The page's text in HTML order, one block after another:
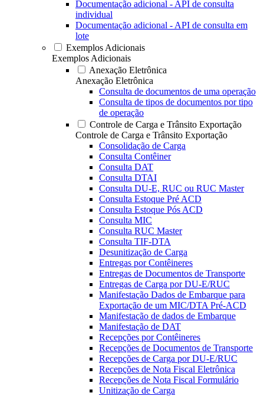
Documentação adicional - API de consulta
individual
Documentação adicional - API de consulta em
lote
Exemplos Adicionais
Exemplos Adicionais
Anexação Eletrônica
Anexação Eletrônica
Consulta de documentos de uma operação
Consulta de tipos de documentos por tipo
de operação
Controle de Carga e Trânsito Exportação
Controle de Carga e Trânsito Exportação
Consolidação de Carga
Consulta Contêiner
Consulta DAT
Consulta DTAI
Consulta DU-E, RUC ou RUC Master
Consulta Estoque Pré ACD
Consulta Estoque Pós ACD
Consulta MIC
Consulta RUC Master
Consulta TIF-DTA
Desunitização de Carga
Entregas por Contêineres
Entregas de Documentos de Transporte
Entregas de Carga por DU-E/RUC
Manifestação Dados de Embarque para
Exportação de um MIC/DTA Pré-ACD
Manifestação de dados de Embarque
Manifestação de DAT
Recepções por Contêineres
Recepções de Documentos de Transporte
Recepções de Carga por DU-E/RUC
Recepções de Nota Fiscal Eletrônica
Recepções de Nota Fiscal Formulário
Unitização de Carga